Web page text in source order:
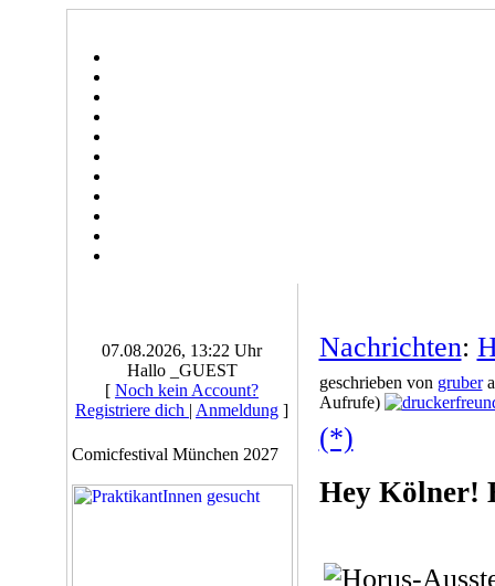
07.08.2026, 13:22 Uhr
Hallo _GUEST
[ Noch kein Account?
Registriere dich | Anmeldung ]
Comicfestival München 2027
Nachrichten:
geschrieben von gruber
Aufrufe)
(*)
Hey Kölner!